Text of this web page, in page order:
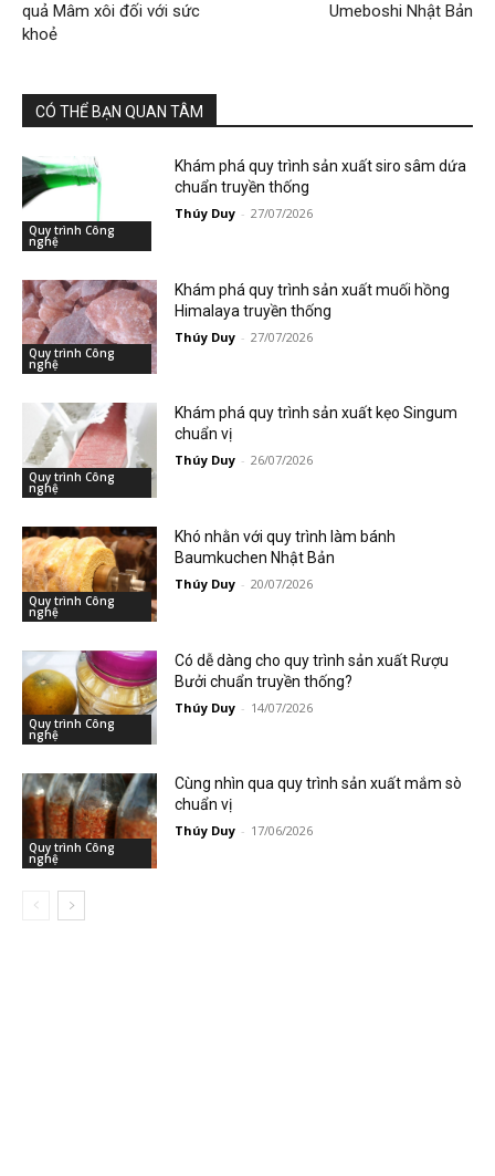
quả Mâm xôi đối với sức
khoẻ
Umeboshi Nhật Bản
CÓ THỂ BẠN QUAN TÂM
Quy trình Công
nghệ
Khám phá quy trình sản xuất siro sâm dứa
chuẩn truyền thống
Thúy Duy - 27/07/2026
Quy trình Công
nghệ
Khám phá quy trình sản xuất muối hồng
Himalaya truyền thống
Thúy Duy - 27/07/2026
Quy trình Công
nghệ
Khám phá quy trình sản xuất kẹo Singum
chuẩn vị
Thúy Duy - 26/07/2026
Quy trình Công
nghệ
Khó nhằn với quy trình làm bánh
Baumkuchen Nhật Bản
Thúy Duy - 20/07/2026
Quy trình Công
nghệ
Có dễ dàng cho quy trình sản xuất Rượu
Bưởi chuẩn truyền thống?
Thúy Duy - 14/07/2026
Quy trình Công
nghệ
Cùng nhìn qua quy trình sản xuất mắm sò
chuẩn vị
Thúy Duy - 17/06/2026